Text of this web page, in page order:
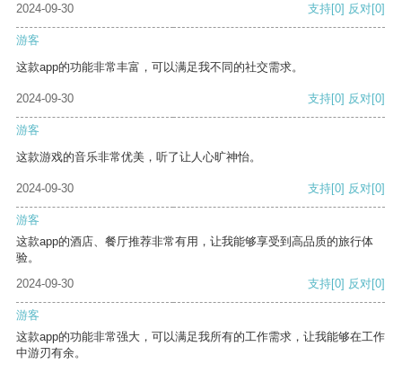
2024-09-30 支持[0] 反对[0]
游客
这款app的功能非常丰富，可以满足我不同的社交需求。
2024-09-30 支持[0] 反对[0]
游客
这款游戏的音乐非常优美，听了让人心旷神怡。
2024-09-30 支持[0] 反对[0]
游客
这款app的酒店、餐厅推荐非常有用，让我能够享受到高品质的旅行体
验。
2024-09-30
支持[0] 反对[0]
游客
这款app的功能非常强大，可以满足我所有的工作需求，让我能够在工作
中游刃有余。